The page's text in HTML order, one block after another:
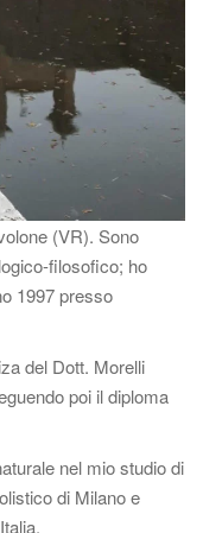
a
i
(VR). Sono
filosofico; ho
1997 presso
del Dott. Morelli
poi il diploma
nel mio studio di
di Milano e